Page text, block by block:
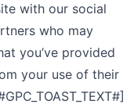
with our social
who may
you’ve provided
your use of their